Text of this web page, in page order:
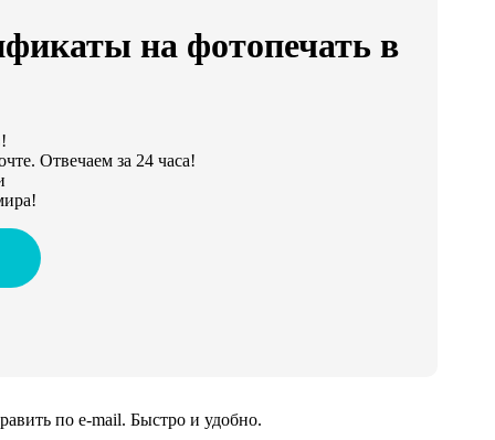
на фотопечать в
Отвечаем за 24 часа!
по e-mail. Быстро и удобно.